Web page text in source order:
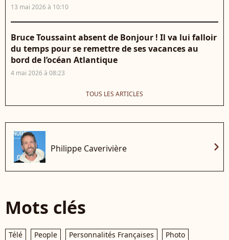
13 mai 2026 à 10:10
Bruce Toussaint absent de Bonjour ! Il va lui falloir
du temps pour se remettre de ses vacances au
bord de l’océan Atlantique
4 mai 2026 à 08:23
TOUS LES ARTICLES
Philippe Caverivière chevron_right
Mots clés
Télé People Personnalités Françaises
Photo